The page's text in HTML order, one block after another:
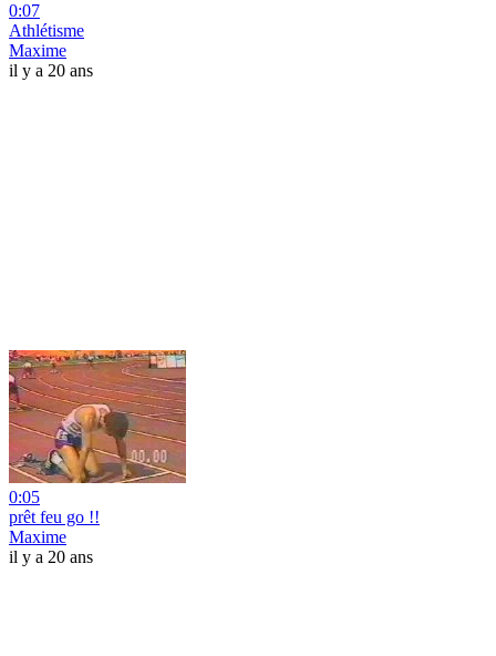
0:07
Athlétisme
Maxime
il y a 20 ans
0:05
prêt feu go !!
Maxime
il y a 20 ans